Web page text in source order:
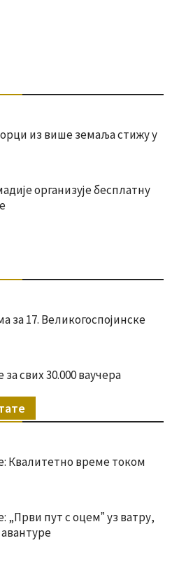
из више земаља стижу у
организује бесплатну
за 17. Великогоспојинске
свих 30.000 ваучера
Квалитетно време током
„Први пут с оцемˮ уз ватру,